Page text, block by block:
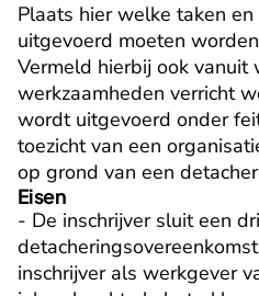
Plaats hier welke taken
uitgevoerd moeten
Vermeld hierbij ook vanuit
werkzaamheden verricht
wordt uitgevoerd onder
toezicht van een
op grond van een
Eisen
- De inschrijver sluit een
inschrijver als werkgever